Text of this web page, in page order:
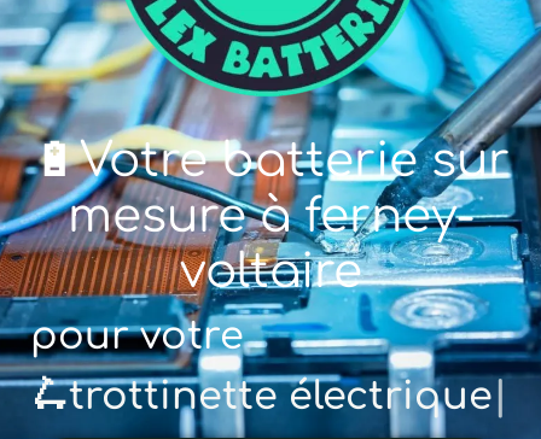
🔋Votre batterie sur
mesure à ferney-
voltaire
pour votre🚲 vélo